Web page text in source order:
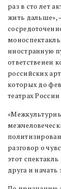
раз в сто лет
жить дальше»,
иностранную
ответственен
российских
которых до
театрах
разговор о
этот
друга и начать